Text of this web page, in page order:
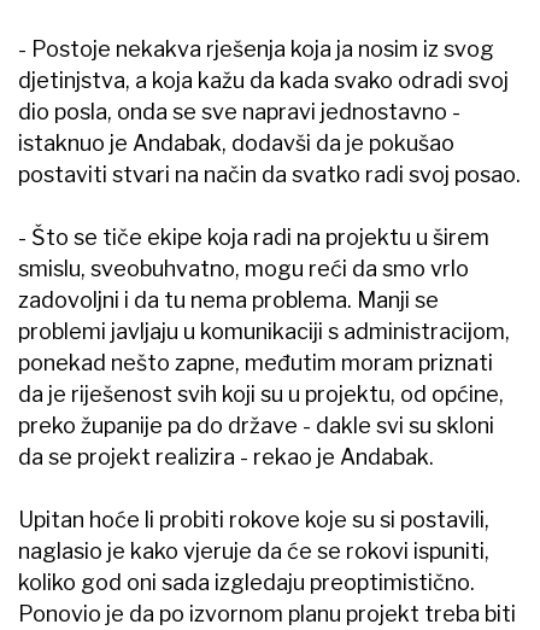
- Postoje nekakva rješenja koja ja nosim iz svog
djetinjstva, a koja kažu da kada svako odradi svoj
dio posla, onda se sve napravi jednostavno -
istaknuo je Andabak, dodavši da je pokušao
postaviti stvari na način da svatko radi svoj posao.
- Što se tiče ekipe koja radi na projektu u širem
smislu, sveobuhvatno, mogu reći da smo vrlo
zadovoljni i da tu nema problema. Manji se
problemi javljaju u komunikaciji s administracijom,
ponekad nešto zapne, međutim moram priznati
da je riješenost svih koji su u projektu, od općine,
preko županije pa do države - dakle svi su skloni
da se projekt realizira - rekao je Andabak.
Upitan hoće li probiti rokove koje su si postavili,
naglasio je kako vjeruje da će se rokovi ispuniti,
koliko god oni sada izgledaju preoptimistično.
Ponovio je da po izvornom planu projekt treba biti